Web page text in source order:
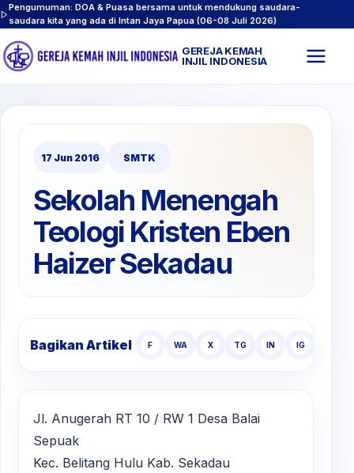
Pengumuman: DOA & Puasa bersama untuk mendukung saudara-
saudara kita yang ada di Intan Jaya Papua (06-08 Juli 2026)
GEREJA KEMAH
INJIL INDONESIA
17 Jun 2016 SMTK
Sekolah Menengah
Teologi Kristen Eben
Haizer Sekadau
Bagikan Artikel F WA X TG IN IG
Jl. Anugerah RT 10 / RW 1 Desa Balai
Sepuak
Kec. Belitang Hulu Kab. Sekadau